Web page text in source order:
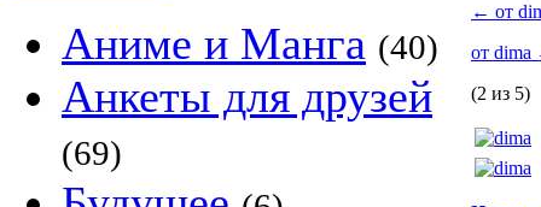
Аниме и Манга (40)
Анкеты для друзей
(69)
← от
от dima
(2 из 5)